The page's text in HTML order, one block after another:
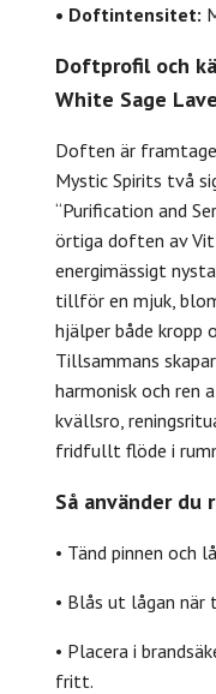
• Doftintensitet:
Doftprofil och
White Sage
Doften är
Mystic Spirits två
“Purification and
örtiga doften av
energimässigt
tillför en mjuk,
hjälper både kropp
Tillsammans
harmonisk och ren
kvällsro,
fridfullt flöde i
Så använder du
• Tänd pinnen och
• Blås ut lågan när
• Placera i
fritt.